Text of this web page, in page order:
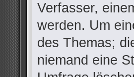
Verfasser,
werden. Um
des Themas;
niemand eine